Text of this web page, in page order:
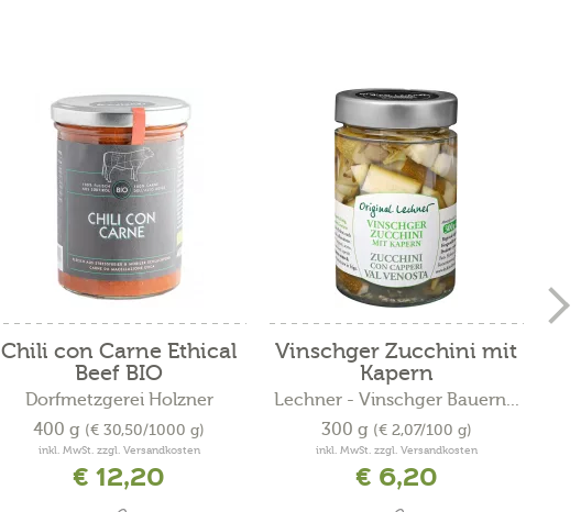
Chili con Carne Ethical
Beef BIO
Dorfmetzgerei Holzner
400 g (€ 30,50/1000 g)
inkl. MwSt. zzgl. Versandkosten
€ 12,20
Vinschger Zucchini mit
Kapern
Lechner - Vinschger Bauern...
300 g (€ 2,07/100 g)
inkl. MwSt. zzgl. Versandkosten
€ 6,20